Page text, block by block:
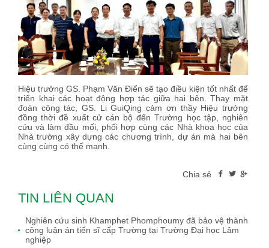
Hiệu trưởng GS. Phạm Văn Điển sẽ tạo điều kiện tốt nhất để
triển khai các hoạt động hợp tác giữa hai bên. Thay mặt
đoàn công tác, GS. Li GuiQing cảm ơn thầy Hiệu trưởng
đồng thời đề xuất cử cán bộ đến Trường học tập, nghiên
cứu và làm đầu mối, phối hợp cùng các Nhà khoa học của
Nhà trường xây dựng các chương trình, dự án mà hai bên
cùng cùng có thế mạnh.
Chia sẻ
TIN LIÊN QUAN
Nghiên cứu sinh Khamphet Phomphoumy đã bảo vệ thành
công luận án tiến sĩ cấp Trường tại Trường Đại học Lâm
nghiệp